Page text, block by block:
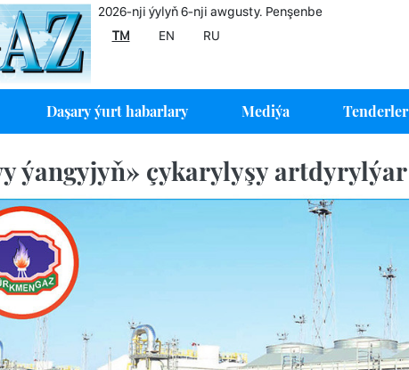
2026-nji ýylyň 6-nji awgusty. Penşenbe
TM
EN RU
Daşary ýurt habarlary Mediýa Tenderler
ýangyjyň» çykarylyşy artdyrylýar